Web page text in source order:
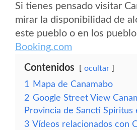
Si tienes pensado visitar
mirar la disponibilidad de
este pueblo o en los
Booking.com
Contenidos ocultar
1
Mapa de Canamabo
2 Google Street View
Provincia de Sancti Spiritus
3 Vídeos relacionados con